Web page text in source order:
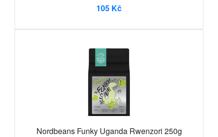
105 Kč
Nordbeans Funky Uganda Rwenzori 250g